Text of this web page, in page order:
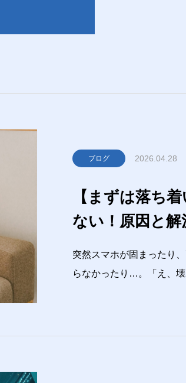
ブログ 2026.04.28
【まずは落ち
ない！原因と解
突然スマホが固まったり
らなかったり…。「え、